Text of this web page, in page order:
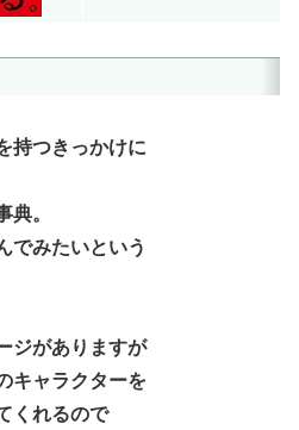
持つきっかけに
典。
でみたいという
ジがありますが
キャラクターを
くれるので